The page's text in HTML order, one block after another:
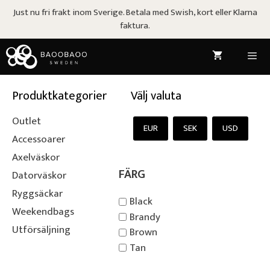
HoppaJust nu fri frakt inom Sverige. Betala med Swish, kort eller Klarna
faktura.
Produktkategorier
Outlet
Accessoarer
Axelväskor
Datorväskor
Ryggsäckar
Weekendbags
Utförsäljning
Välj valuta
EUR SEK USD
FÄRG
Black
Brandy
Brown
Tan